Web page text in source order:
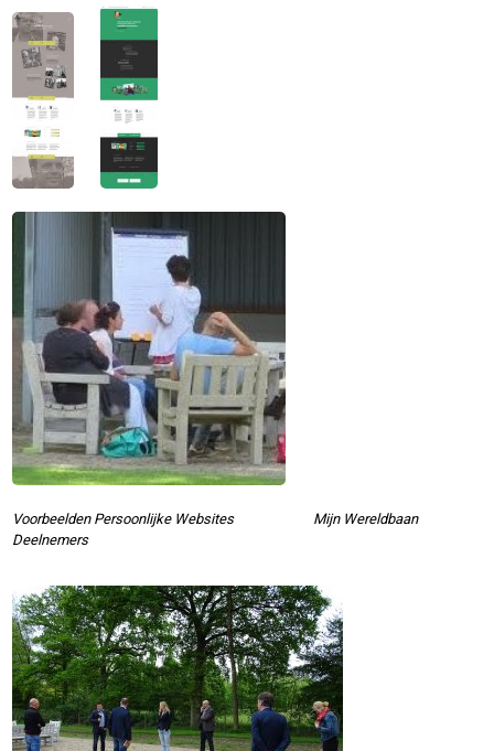
Voorbeelden Persoonlijke Websites Mijn Wereldbaan
Deelnemers